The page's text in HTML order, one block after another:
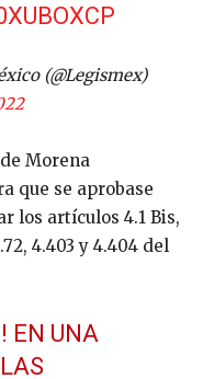
(@Legismex)
Morena
que se aprobase
los artículos 4.1 Bis,
4.403 y 4.404 del
EN UNA